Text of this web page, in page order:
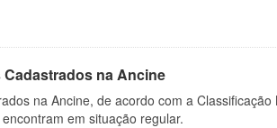
na Ancine
na Ancine, de acordo com a Classificação
em situação regular.